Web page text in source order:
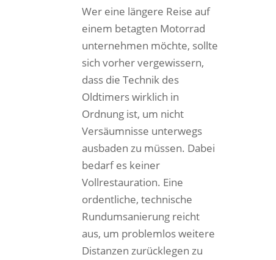
Wer eine längere Reise auf
einem betagten Motorrad
unternehmen möchte, sollte
sich vorher vergewissern,
dass die Technik des
Oldtimers wirklich in
Ordnung ist, um nicht
Versäumnisse unterwegs
ausbaden zu müssen. Dabei
bedarf es keiner
Vollrestauration. Eine
ordentliche, technische
Rundumsanierung reicht
aus, um problemlos weitere
Distanzen zurücklegen zu